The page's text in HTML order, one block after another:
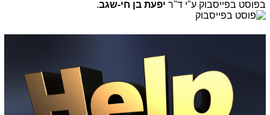
בפוסט בפייסבוק ע"י ד"ר יפעת בן חי-שגב.